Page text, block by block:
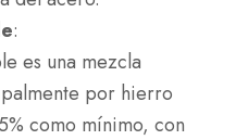
:
es una mezcla
por hierro
como mínimo, con